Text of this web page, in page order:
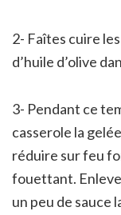
2- Faîtes cuire
d’huile d’olive
3- Pendant ce
casserole la
réduire sur feu
fouettant.
un peu de sauce